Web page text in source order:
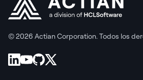
© 2026 Actian Corporation. Todos los